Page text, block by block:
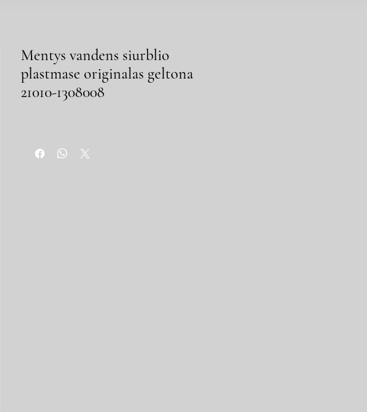
Mentys vandens siurblio
plastmase originalas geltona
21010-1308008